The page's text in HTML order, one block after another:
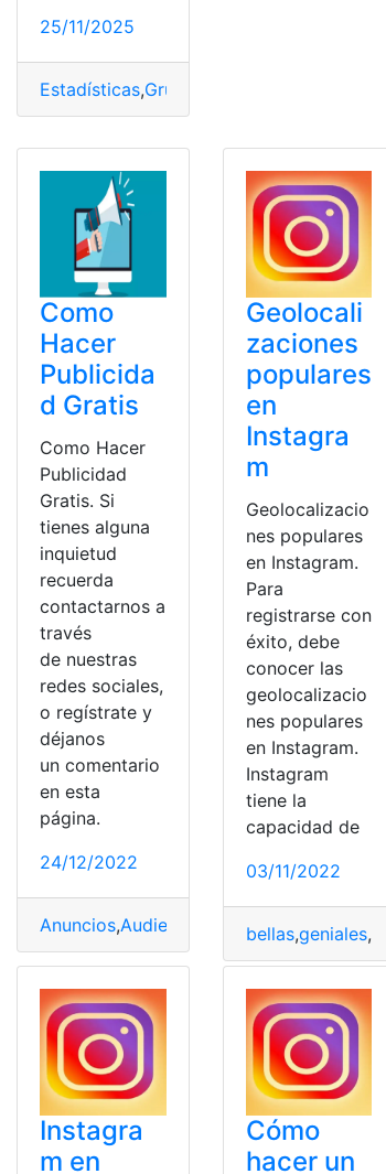
25/11/2025
Estadísticas,Grupos
Como
Hacer
Publicida
d Gratis
Como Hacer
Publicidad
Gratis. Si
tienes alguna
inquietud
recuerda
contactarnos a
través
de nuestras
redes sociales,
o regístrate y
déjanos
un comentario
en esta
página.
24/12/2022
Anuncios,Audiencia Facebook Google
Geolocali
zaciones
populares
en
Instagra
m
Geolocalizacio
nes populares
en Instagram.
Para
registrarse con
éxito, debe
conocer las
geolocalizacio
nes populares
en Instagram.
Instagram
tiene la
capacidad de
03/11/2022
bellas,geniales,
Instagra
m en
Cómo
hacer un